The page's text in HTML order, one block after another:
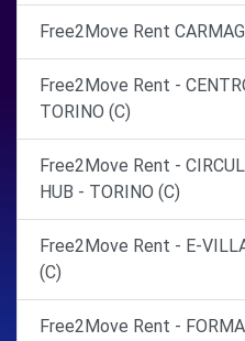
Free2Move Rent
Free2Move Rent -
TORINO (C)
Free2Move Rent -
HUB - TORINO (C)
Free2Move Rent - E-
(C)
Free2Move Rent -